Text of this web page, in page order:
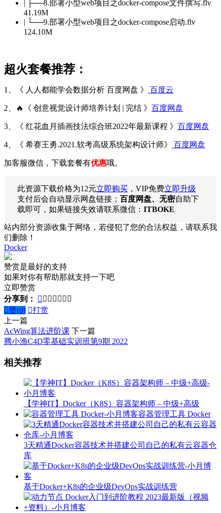
| ├──8.部署小型web项目之docker-compose文件撰写.flv
41.19M
| └──9.部署小型web项目之docker-compose启动.flv
124.10M
超火套餐推荐：
1、《 人人都能学会数据分析 百度网盘 》 百度云
2、🔥《 创意视觉设计师培养计划 | 完结 》 百度网盘
3、《 红花血月插画技法综合班2022年最新课程 》 百度网盘
4、《 希赛王勇.2021.软考高级系统架构设计师》 百度网盘
加客服微信，下载套餐有优惠哦。
此资源下载价格为12元立即购买 ，VIP免费立即升级
支付后会自动显示网盘链接； 百度网盘、无密自助下
载即可，如果链接失效请联系微信： ITBOKE
站内部分资源收集于网络，若侵犯了您的合法权益，请联系我
们删除！
Docker
赞赏是最好的支持
如果对你有帮助那就支持一下吧
立即赞赏
分享到：
      
赞(0) 打赏
上一篇
AcWing算法进阶课 下一篇
腾小渔C4D零基础实训班第9期 2022
相关推荐
【学神IT】Docker（K8S）容器架构师 – 中级+高级
容器管理工具 Docker
3天精通Docker容器技术并搭建公司自己的私有云容器仓
库
基于Docker+K8s的企业级DevOps实战训练营